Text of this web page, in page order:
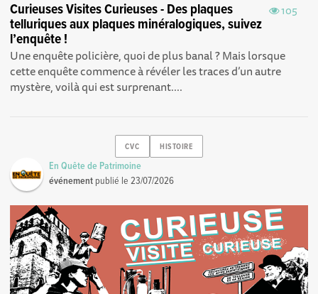
105
Curieuses Visites Curieuses - Des plaques
telluriques aux plaques minéralogiques, suivez
l’enquête !
Une enquête policière, quoi de plus banal ? Mais lorsque
cette enquête commence à révéler les traces d’un autre
mystère, voilà qui est surprenant....
CVC HISTOIRE
En Quête de Patrimoine
événement publié le23/07/2026